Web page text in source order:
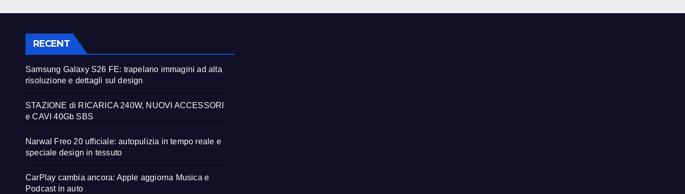
RECENT
Samsung Galaxy S26 FE: trapelano immagini ad alta
risoluzione e dettagli sul design
STAZIONE di RICARICA 240W, NUOVI ACCESSORI
e CAVI 40Gb SBS
Narwal Freo 20 ufficiale: autopulizia in tempo reale e
speciale design in tessuto
CarPlay cambia ancora: Apple aggiorna Musica e
Podcast in auto